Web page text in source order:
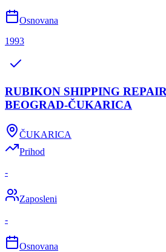
Osnovana
1993
RUBIKON SHIPPING
BEOGRAD-ČUKARICA
ČUKARICA
Prihod
-
Zaposleni
-
Osnovana